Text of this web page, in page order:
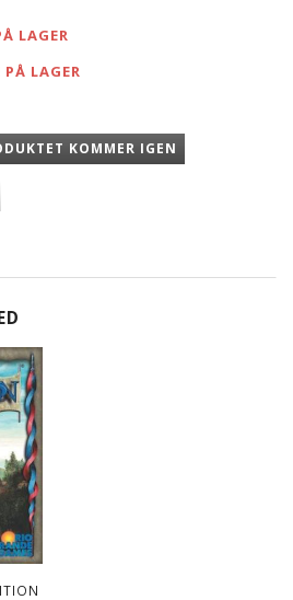
LAGER
PÅ LAGER
KOMMER IGEN